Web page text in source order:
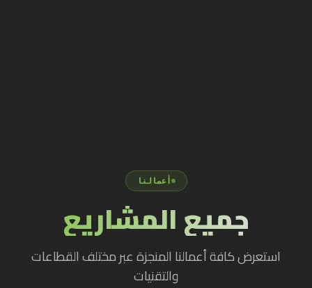
أعمالنا
جميع المشاريع
استعرض كافة أعمالنا المنجزة عبر مختلف القطاعات
والتقنيات